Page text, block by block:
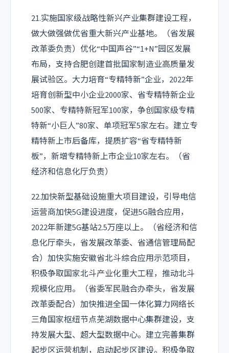
21.实施国家级战略性新兴产业集群建设工程，
做大做强做优省重大新兴产业基地。（省发展
改革委负责）优化“中国声谷”“1+N”园区发展
布局，支持合肥创建首批国家制造业高质量发
展试验区。大力培育“专精特新”企业，2022年
培育创新型中小企业2000家、省专精特新企业
500家、专精特新冠军100家，争创国家级专精
特新“小巨人”80家、单项冠军5家左右。建立专
精特新上市后备库，提质扩容“省专精特新
板”，新增专精特新上市企业10家左右。（省
经济和信息化厅负责）
22.加快新型基础设施重大项目建设，引导电信
运营商加快5G建设进度，促进5G融合应用，
2022年新建5G基站2.5万座以上。（省经济和信
息化厅牵头，省发展改革委、省通信管理局配
合）加快实施安徽省北斗综合应用示范项目，
积极争取国家北斗产业化重大工程，推动北斗
规模化应用。（省委军民融合办牵头，省发展
改革委配合）加快推进全国一体化算力网络长
三角国家枢纽节点芜湖数据中心集群建设，支
持发展大型、超大型数据中心。建立完善集群
起步区运营机制，启动起步区建设。积极争取